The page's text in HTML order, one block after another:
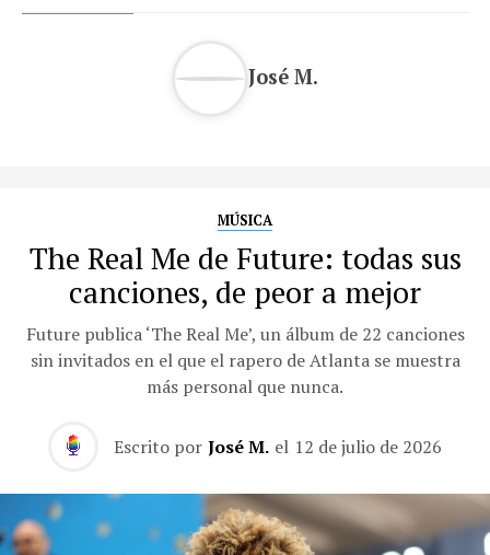
José M.
MÚSICA
The Real Me de Future: todas sus
canciones, de peor a mejor
Future publica ‘The Real Me’, un álbum de 22 canciones
sin invitados en el que el rapero de Atlanta se muestra
más personal que nunca.
Escrito por José M. el 12 de julio de 2026